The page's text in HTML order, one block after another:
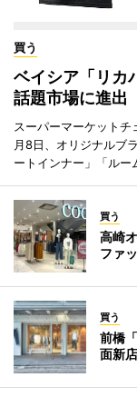
買う
ベイシア「リ
話題市場に進出
スーパーマーケット
月8日、オリジナルブ
ートインナー」「ルー
買う
高崎
ファ
買う
前橋
面新